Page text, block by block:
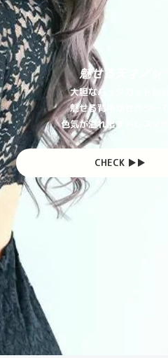
魅せる天才🪄✨
大胆なバックカットから
魅せる背中がセクシーで
色気が溢れ出すドレス
CHECK ▶︎▶︎